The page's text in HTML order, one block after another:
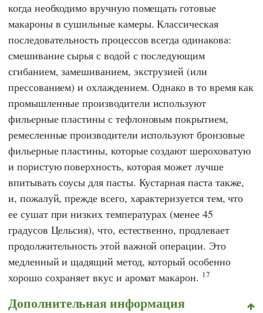
когда необходимо вручную помещать готовые
макароны в сушильные камеры. Классическая
последовательность процессов всегда одинакова:
смешивание сырья с водой с последующим
сгибанием, замешиванием, экструзией (или
прессованием) и охлаждением. Однако в то время как
промышленные производители используют
фильерные пластины с тефлоновым покрытием,
ремесленные производители используют бронзовые
фильерные пластины, которые создают шероховатую
и пористую поверхность, которая может лучше
впитывать соусы для пасты. Кустарная паста также,
и, пожалуй, прежде всего, характеризуется тем, что
ее сушат при низких температурах (менее 45
градусов Цельсия), что, естественно, продлевает
продолжительность этой важной операции. Это
медленный и щадящий метод, который особенно
хорошо сохраняет вкус и аромат макарон. 17
Дополнительная информация